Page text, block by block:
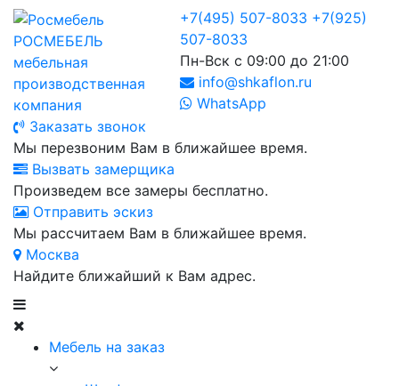
РОСМЕБЕЛЬ
мебельная
производственная
компания
+7(495) 507-8033 +7(925)
507-8033
Пн-Вск с 09:00 до 21:00
info@shkaflon.ru
WhatsApp
Заказать звонок
Мы перезвоним Вам в ближайшее время.
Вызвать замерщика
Произведем все замеры бесплатно.
Отправить эскиз
Мы рассчитаем Вам в ближайшее время.
Москва
Найдите ближайший к Вам адрес.
Мебель на заказ